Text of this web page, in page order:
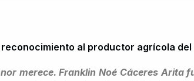
al productor agrícola del
merece. Franklin Noé Cáceres Arita